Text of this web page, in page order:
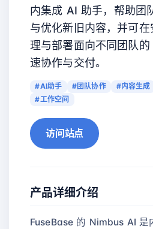
内集成 AI 助手，帮助团
与优化新旧内容，并可
理与部署面向不同团队
速协作与交付。
#AI助手 #团队协作 #内容生成
#工作空间
访问站点
产品详细介绍
FuseBase 的 Nimbus AI 是